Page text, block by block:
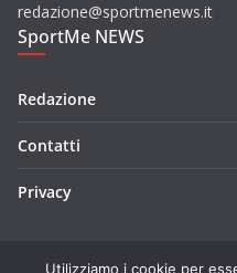
redazione@sportmenews.it
SportMe NEWS
Redazione
Contatti
Privacy
Utilizziamo i cookie per